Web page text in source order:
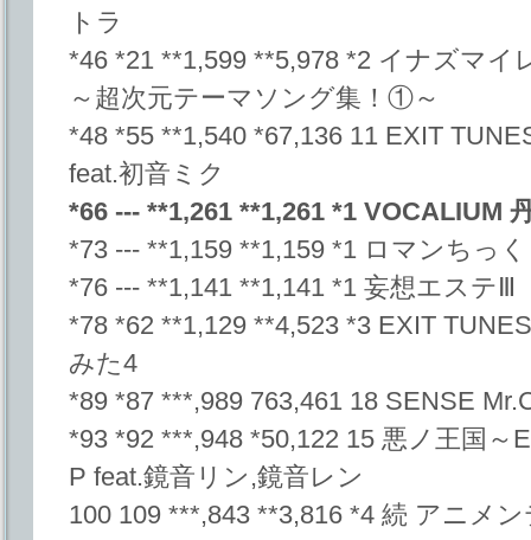
トラ
*46 *21 **1,599 **5,978 *2 イナズマ
～超次元テーマソング集！①～
*48 *55 **1,540 *67,136 11 EXIT
feat.初音ミク
*66 --- **1,261 **1,261 *1 VOCALIUM
*73 --- **1,159 **1,159 *1 ロマンちっ
*76 --- **1,141 **1,141 *1 妄想エステⅢ
*78 *62 **1,129 **4,523 *3 EXIT
みた4
*89 *87 ***,989 763,461 18 SENSE
*93 *92 ***,948 *50,122 15 悪ノ王国～
P feat.鏡音リン,鏡音レン
100 109 ***,843 **3,816 *4 続 アニメ